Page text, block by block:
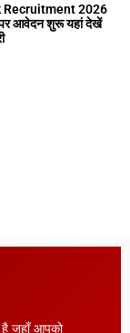
Recruitment 2026
आवेदन शुरू यहां देखें
है जहाँ आपको